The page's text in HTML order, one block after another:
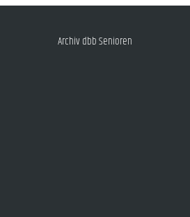
Archiv dbb Senioren